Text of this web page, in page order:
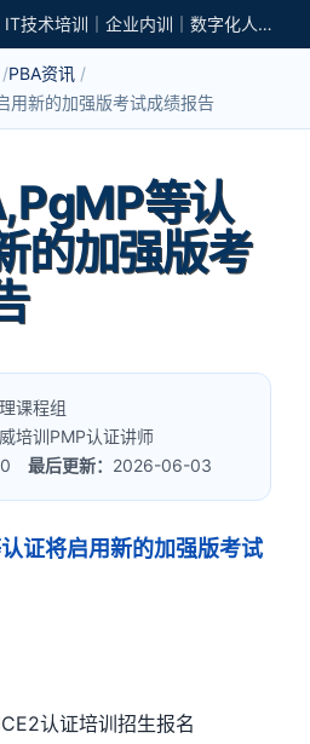
艾威培训｜职业认证培训｜IT技术培训｜企业内训｜数字化人才培养
PBA资讯
用新的加强版考试成绩报告
等认
的加强版考
课程组
培训PMP认证讲师
30最后更新： 2026-06-03
证将启用新的加强版考试
认证培训招生报名